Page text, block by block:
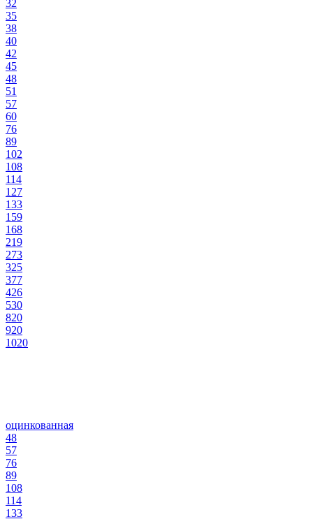
32
35
38
40
42
45
48
51
57
60
76
89
102
108
114
127
133
159
168
219
273
325
377
426
530
820
920
1020
оцинкованная
48
57
76
89
108
114
133